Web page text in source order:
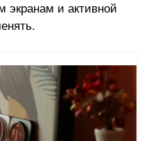
экранам и активной